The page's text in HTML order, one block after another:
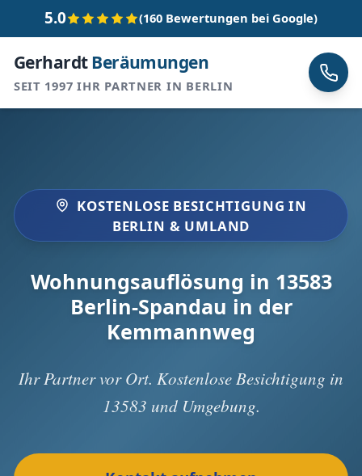
5.0 (160 Bewertungen bei Google)
GerhardtBeräumungen
SEIT 1997 IHR PARTNER IN BERLIN
KOSTENLOSE BESICHTIGUNG IN
BERLIN & UMLAND
Wohnungsauflösung in 13583
Berlin-Spandau in der
Kemmannweg
Ihr Partner vor Ort. Kostenlose Besichtigung in
13583 und Umgebung.